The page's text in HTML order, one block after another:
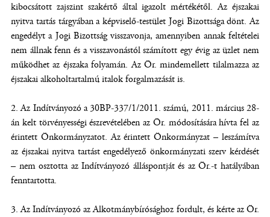
kibocsátott zajszint szakértő által igazolt mértékétől. Az éjszakai
nyitva tartás tárgyában a képviselő-testület Jogi Bizottsága dönt. Az
engedélyt a Jogi Bizottság visszavonja, amennyiben annak feltételei
nem állnak fenn és a visszavonástól számított egy évig az üzlet nem
működhet az éjszaka folyamán. Az Ör. mindemellett tilalmazza az
éjszakai alkoholtartalmú italok forgalmazását is.
2. Az Indítványozó a 30BP-337/1/2011. számú, 2011. március 28-
án kelt törvényességi észrevételében az Ör. módosítására hívta fel az
érintett Önkormányzatot. Az érintett Önkormányzat – leszámítva
az éjszakai nyitva tartást engedélyező önkormányzati szerv kérdését
– nem osztotta az Indítványozó álláspontját és az Ör.-t hatályában
fenntartotta.
3. Az Indítványozó az Alkotmánybírósághoz fordult, és kérte az Ör.